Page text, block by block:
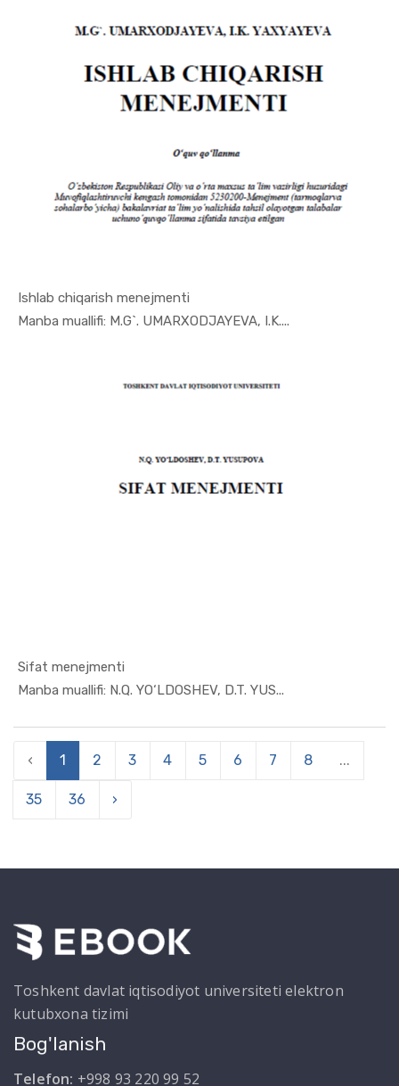
Ishlab chiqarish mеnеjmеnti
Manba muallifi: M.G`. UMARXODJAYEVA, I.K....
In Menejme...
Sifat menejmenti
Manba muallifi: N.Q. YO‘LDOSHEV, D.T. YUS...
In Menejme...
‹ 1 2 3 4 5 6 7 8 ...
35 36 ›
Toshkent davlat iqtisodiyot universiteti elektron
kutubxona tizimi
Bog'lanish
Telefon: +998 93 220 99 52